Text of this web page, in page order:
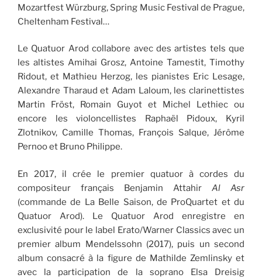
Mozartfest Würzburg, Spring Music Festival de Prague,
Cheltenham Festival…
Le Quatuor Arod collabore avec des artistes tels que
les altistes Amihai Grosz, Antoine Tamestit, Timothy
Ridout, et Mathieu Herzog, les pianistes Eric Lesage,
Alexandre Tharaud et Adam Laloum, les clarinettistes
Martin Fröst, Romain Guyot et Michel Lethiec ou
encore les violoncellistes Raphaël Pidoux, Kyril
Zlotnikov, Camille Thomas, François Salque, Jérôme
Pernoo et Bruno Philippe.
En 2017, il crée le premier quatuor à cordes du
compositeur français Benjamin Attahir Al Asr
(commande de La Belle Saison, de ProQuartet et du
Quatuor Arod). Le Quatuor Arod enregistre en
exclusivité pour le label Erato/Warner Classics avec un
premier album Mendelssohn (2017), puis un second
album consacré à la figure de Mathilde Zemlinsky et
avec la participation de la soprano Elsa Dreisig